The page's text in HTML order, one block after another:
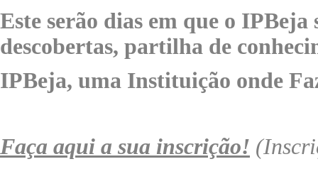
Este serão dias em que o
descobertas, partilha de
IPBeja, uma Instituição onde
Faça aqui a sua inscrição!